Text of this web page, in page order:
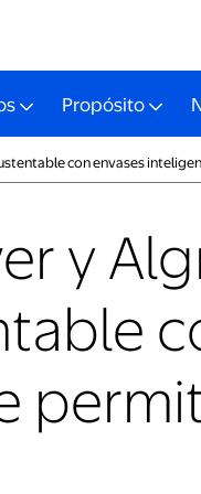
Propósito
con envases
y